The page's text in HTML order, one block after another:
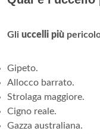
Gli uccelli più
Gipeto.
Allocco barrato.
Strolaga maggiore.
Cigno reale.
Gazza australiana.